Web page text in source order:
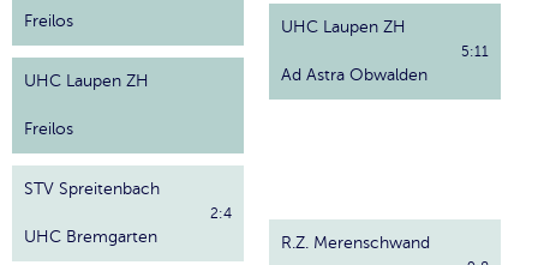
Freilos
UHC Laupen ZH
Freilos
STV Spreitenbach
UHC Bremgarten
2:4
UHC Laupen ZH
Ad Astra Obwalden
5:11
R.Z. Merenschwand